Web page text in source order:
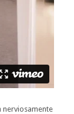
nerviosamente